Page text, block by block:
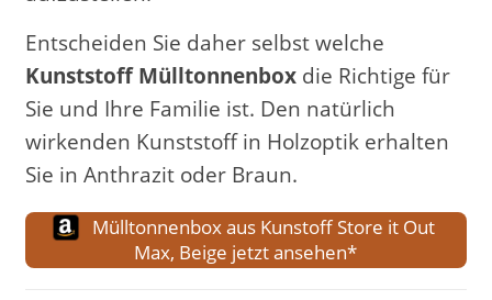
Entscheiden Sie daher selbst welche
Kunststoff Mülltonnenbox die Richtige für
Sie und Ihre Familie ist. Den natürlich
wirkenden Kunststoff in Holzoptik erhalten
Sie in Anthrazit oder Braun.
Mülltonnenbox aus Kunstoff Store it Out
Max, Beige jetzt ansehen*